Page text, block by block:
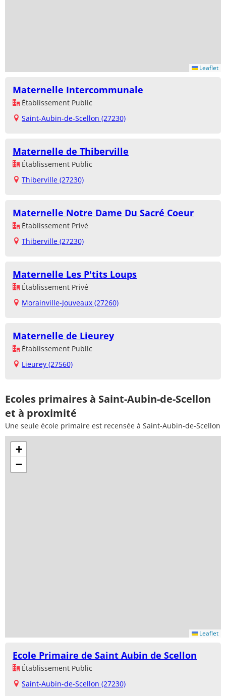
Leaflet
Maternelle Intercommunale
Établissement Public
Saint-Aubin-de-Scellon (27230)
Maternelle de Thiberville
Établissement Public
Thiberville (27230)
Maternelle Notre Dame Du Sacré Coeur
Établissement Privé
Thiberville (27230)
Maternelle Les P'tits Loups
Établissement Privé
Morainville-Jouveaux (27260)
Maternelle de Lieurey
Établissement Public
Lieurey (27560)
Ecoles primaires à Saint-Aubin-de-Scellon
et à proximité
Une seule école primaire est recensée à Saint-Aubin-de-Scellon
+
−
Leaflet
Ecole Primaire de Saint Aubin de Scellon
Établissement Public
Saint-Aubin-de-Scellon (27230)